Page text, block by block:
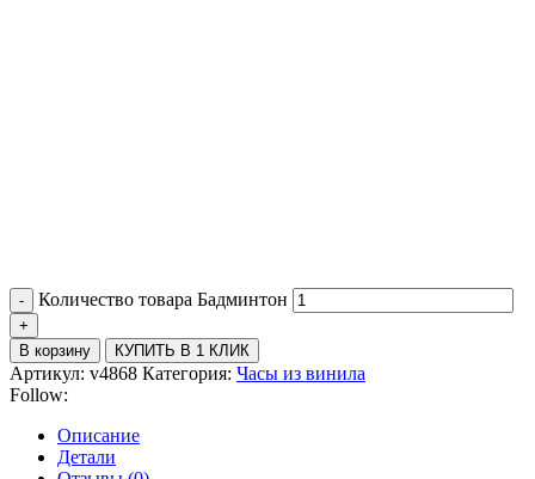
Количество товара Бадминтон
В корзину КУПИТЬ В 1 КЛИК
Артикул: v4868 Категория: Часы из винила
Follow:
Описание
Детали